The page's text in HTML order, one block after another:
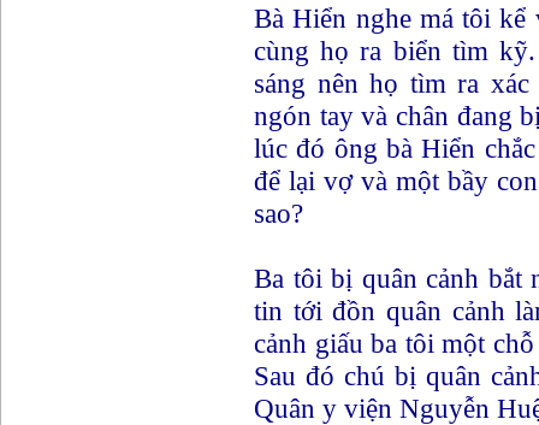
Bà Hiển nghe má tôi kể
cùng họ ra biển tìm
sáng nên họ tìm ra
ngón tay và chân đang
lúc đó ông bà Hiển
để lại vợ và một bầy
sao?
Ba tôi bị quân cảnh bắt
tin tới đồn quân cảnh
cảnh giấu ba tôi một
Sau đó chú bị quân
Quân y viện Nguyễn